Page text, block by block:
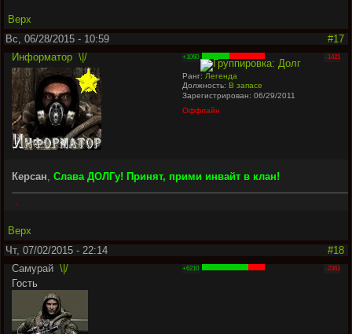
Верх
Вс, 06/28/2015 - 10:59
#17
Информатор \|/ +1060 -1421
Ранг: Легенда
Должность:В запасе
Зарегистрирован: 06/29/2011
Оффлайн
Керсан, Слава ДОЛГу! Принят, прими инвайт в клан!
Верх
Чт, 07/02/2015 - 22:14
#18
Самурай \|/
Гость
+6210 -2361